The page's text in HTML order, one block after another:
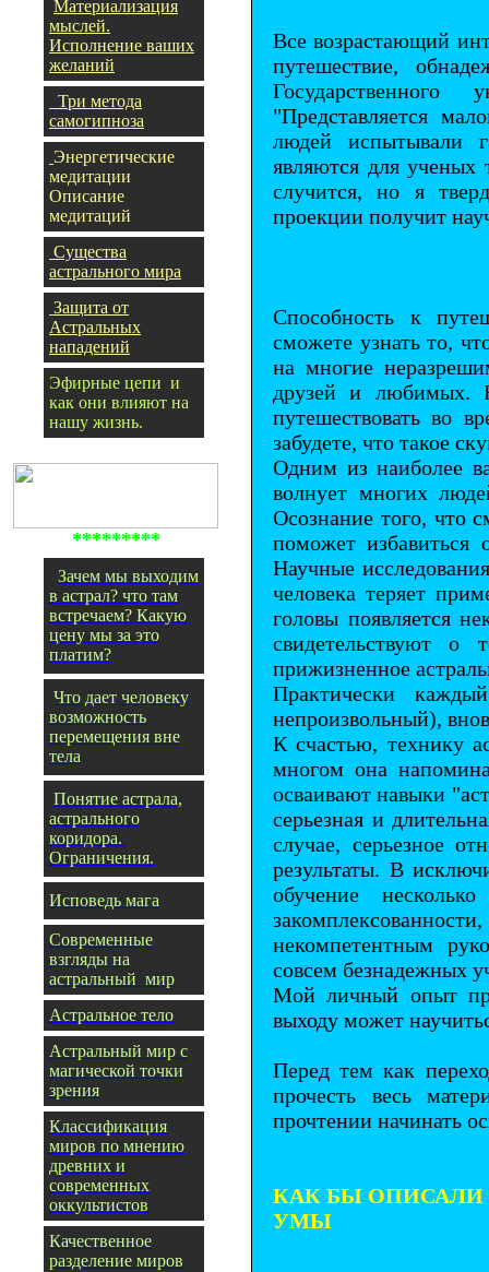
Материализация
мыслей.
Исполнение ваших
желаний
Три метода
самогипноза
Энергетические
медитации
Описание
медитаций
Существа
астрального мира
Защита от
Астральных
нападений
Эфирные цепи и
как они влияют на
нашу жизнь.
*********
Зачем мы выходим
в астрал? что там
встречаем? Какую
цену мы за это
платим?
Что дает человеку
возможность
перемещения вне
тела
Понятие астрала,
астрального
коридора.
Ограничения.
Исповедь мага
Современные
взгляды на
астральный мир
Астральное тело
Астральный мир с
магической точки
зрения
Классификация
миров по мнению
древних и
современных
оккультистов
Качественное
разделение миров
Все возрастающий
путешествие,
"Представляется
людей испытывали
являются для ученых
случится, но я
проекции получит
Способность к
сможете узнать то,
на многие
друзей и любимых.
путешествовать во
забудете, что такое
Одним из наиболее
волнует многих
Осознание того, что
поможет избавиться
Научные
человека теряет
головы появляется
свидетельствуют о
прижизненное
Практически
непроизвольный),
К счастью, технику
многом она
осваивают навыки
серьезная и
случае, серьезное
результаты. В
обучение
некомпетентным
совсем безнадежных
Мой личный опыт
выходу может
Перед тем как
прочесть весь
прочтении начинать
КАК БЫ
УМЫ